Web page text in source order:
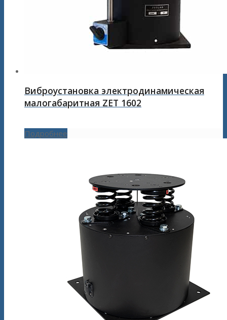
Виброустановка электродинамическая
малогабаритная ZET 1602
Подробнее